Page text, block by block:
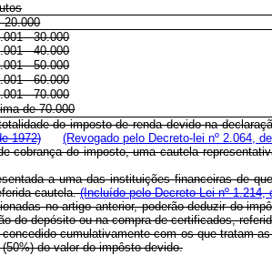
20.000
- 30.000
- 40.000
- 50.000
- 60.000
- 70.000
de 70.000
do imposto de renda devido na
1972) (Revogado pelo Decreto-lei nº 2.064,
cobrança do imposto, uma cautela
a uma das instituições financeiras de
cautela.(Incluído pelo Decreto-Lei nº 1.214,
no artigo anterior, poderão deduzir do
do depósito ou na compra de certificados,
cumulativamente com os que tratam
do valor do impôsto devido.